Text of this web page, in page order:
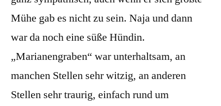
Mühe gab es nicht zu sein. Naja und dann
war da noch eine süße Hündin.
„Marianengraben“ war unterhaltsam, an
manchen Stellen sehr witzig, an anderen
Stellen sehr traurig, einfach rund um